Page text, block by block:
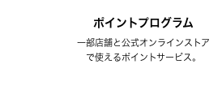
ポイントプログラム
一部店舗と公式オンラインストア
で使えるポイントサービス。